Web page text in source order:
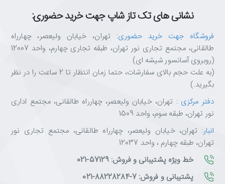
نشانی های تک تاز شاپ جهت خرید حضوری:
فروشگاه جهت خرید حضوری: تهران، خیابان ولیعصر، چهارراه
طالقانی، مجتمع تجاری نور تهران، طبقه تجاری چهارم، واحد 12007
(روبروی آسانسور شیشه ای)
(به علت حجم بالای سفارشات، حتما زمان انتظار تا 2 ساعت را در نظر
بگیرید.)
دفتر مرکزی : تهران، خیابان ولیعصر، چهارراه طالقانی، مجتمع اداری
نور تهران، طبقه سوم، واحد 1509
انبار: تهران، خیابان ولیعصر، چهارراه طالقانی، مجتمع تجاری نور
تهران، طبقه چهارم ، واحد 12037
خط ویژه پشتیبانی و فروش: 57129-021
پشتیبانی و فروش: 7-88228284-021